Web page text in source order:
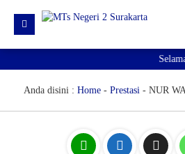
Berita
Profil Madrasah
Anda disini : Home- Prestasi- NUR